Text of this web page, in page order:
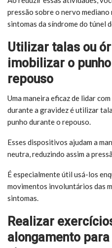
pressão sobre o nervo mediano
sintomas da síndrome do túnel
Utilizar talas ou
imobilizar o
repouso
Uma maneira eficaz de lidar
durante a gravidez é utilizar
punho durante o repouso.
Esses dispositivos ajudam a
neutra, reduzindo assim a
É especialmente útil usá-los
movimentos involuntários das
sintomas.
Realizar
alongamento